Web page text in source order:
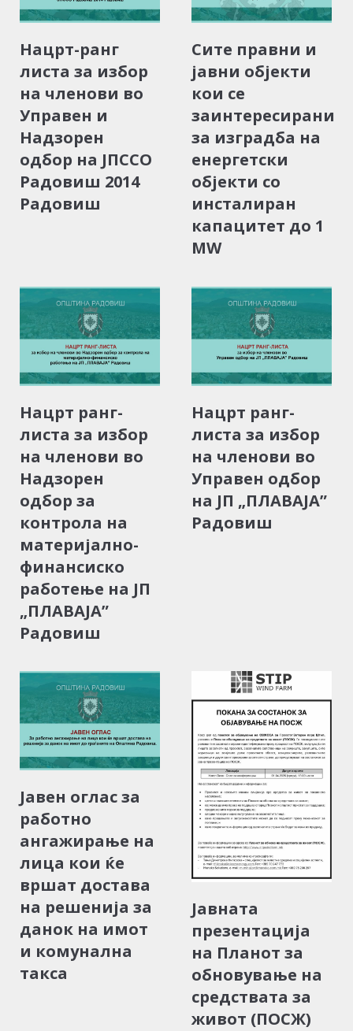
Нацрт-ранг
листа за избор
на членови во
Управен и
Надзорен
одбор на ЈПССО
Радовиш 2014
Радовиш
Сите правни и
јавни објекти
кои се
заинтересирани
за изградба на
енергетски
објекти со
инсталиран
капацитет до 1
MW
Нацрт ранг-
листа за избор
на членови во
Надзорен
одбор за
контрола на
материјално-
финансиско
работење на ЈП
„ПЛАВАЈА”
Радовиш
Нацрт ранг-
листа за избор
на членови во
Управен одбор
на ЈП „ПЛАВАЈА”
Радовиш
Јавен оглас за
работно
ангажирање на
лица кои ќе
вршат достава
на решенија за
данок на имот
и комунална
такса
Јавната
презентација
на Планот за
обновување на
средствата за
живот (ПОСЖ)